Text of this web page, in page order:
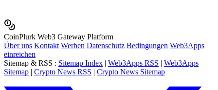
CoinPlurk Web3 Gateway Platform
Über uns Kontakt Werben Datenschutz Bedingungen Web3Apps
einreichen
Sitemap & RSS : Sitemap Index | Web3Apps RSS | Web3Apps
Sitemap | Crypto News RSS | Crypto News Sitemap